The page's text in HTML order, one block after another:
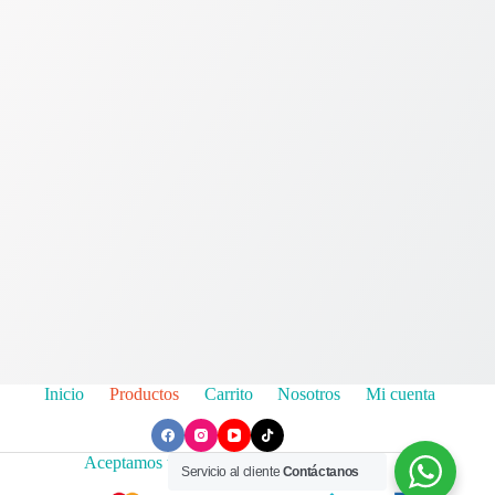
Inicio Productos Carrito Nosotros Mi cuenta
Aceptamos todas las tarjetas de crédito
Servicio al cliente Contáctanos